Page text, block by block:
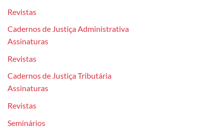
Revistas
Cadernos de Justiça Administrativa
Assinaturas
Revistas
Cadernos de Justiça Tributária
Assinaturas
Revistas
Seminários